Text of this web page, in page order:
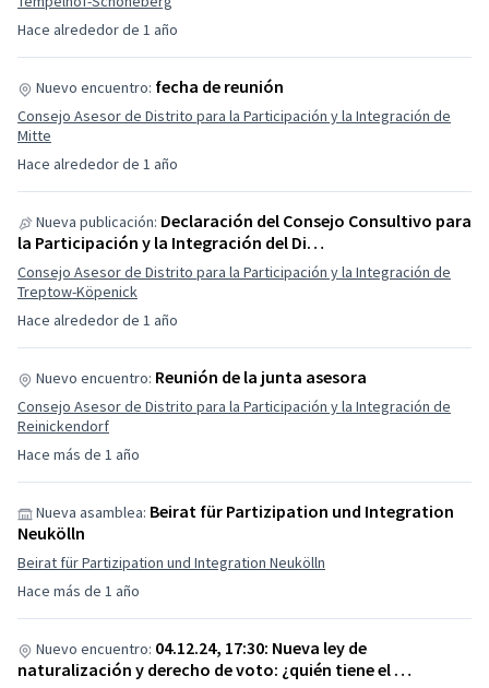
Hace alrededor de 1 año
Hace alrededor de 1 año
Nuevo encuentro: fecha de reunión
Consejo Asesor de Distrito para la Participación y la Integración de
Mitte
Hace alrededor de 1 año
Nueva publicación: Declaración del Consejo Consultivo para
la Participación y la Integración del Di…
Consejo Asesor de Distrito para la Participación y la Integración de
Treptow-Köpenick
Hace más de 1 año
Nuevo encuentro: Reunión de la junta asesora
Consejo Asesor de Distrito para la Participación y la Integración de
Reinickendorf
Hace más de 1 año
Nueva asamblea: Beirat für Partizipation und Integration
Neukölln
Beirat für Partizipation und Integration Neukölln
Nuevo encuentro: 04.12.24, 17:30: Nueva ley de
naturalización y derecho de voto: ¿quién tiene el …